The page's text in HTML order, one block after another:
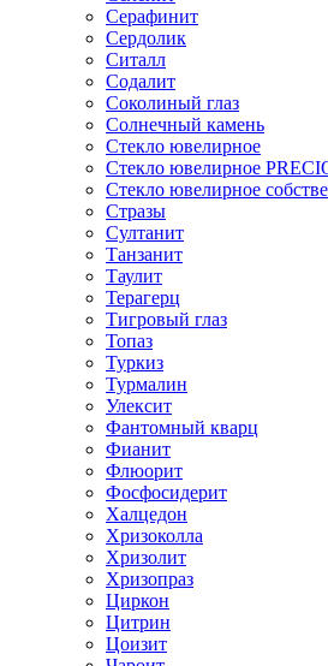
Серафинит
Сердолик
Ситалл
Содалит
Соколиный глаз
Солнечный камень
Стекло ювелирное
Стекло ювелирное
Стекло ювелирное
Стразы
Султанит
Танзанит
Таулит
Терагерц
Тигровый глаз
Топаз
Туркиз
Турмалин
Улексит
Фантомный кварц
Фианит
Флюорит
Фосфосидерит
Халцедон
Хризоколла
Хризолит
Хризопраз
Циркон
Цитрин
Цоизит